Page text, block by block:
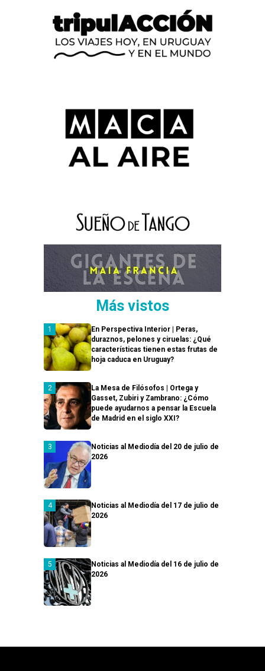
Más vistos
En Perspectiva Interior | Peras,
duraznos, pelones y ciruelas: ¿Qué
características tienen estas frutas de
hoja caduca en Uruguay?
La Mesa de Filósofos | Ortega y
Gasset, Zubiri y Zambrano: ¿Cómo
puede ayudarnos a pensar la Escuela
de Madrid en el siglo XXI?
Noticias al Mediodía del 20 de julio de
2026
Noticias al Mediodía del 17 de julio de
2026
Noticias al Mediodía del 16 de julio de
2026